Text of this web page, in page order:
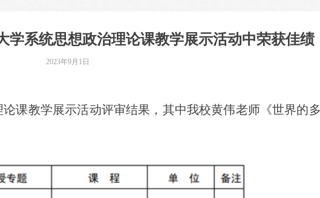
学系统思想政治理论课教学展示活动中荣获佳绩
课教学展示活动评审结果，其中我校黄伟老师《世界的
2023年9月1日